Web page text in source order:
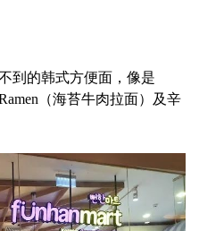
到的韩式方便面，像是
（海苔牛肉拉面）及辛